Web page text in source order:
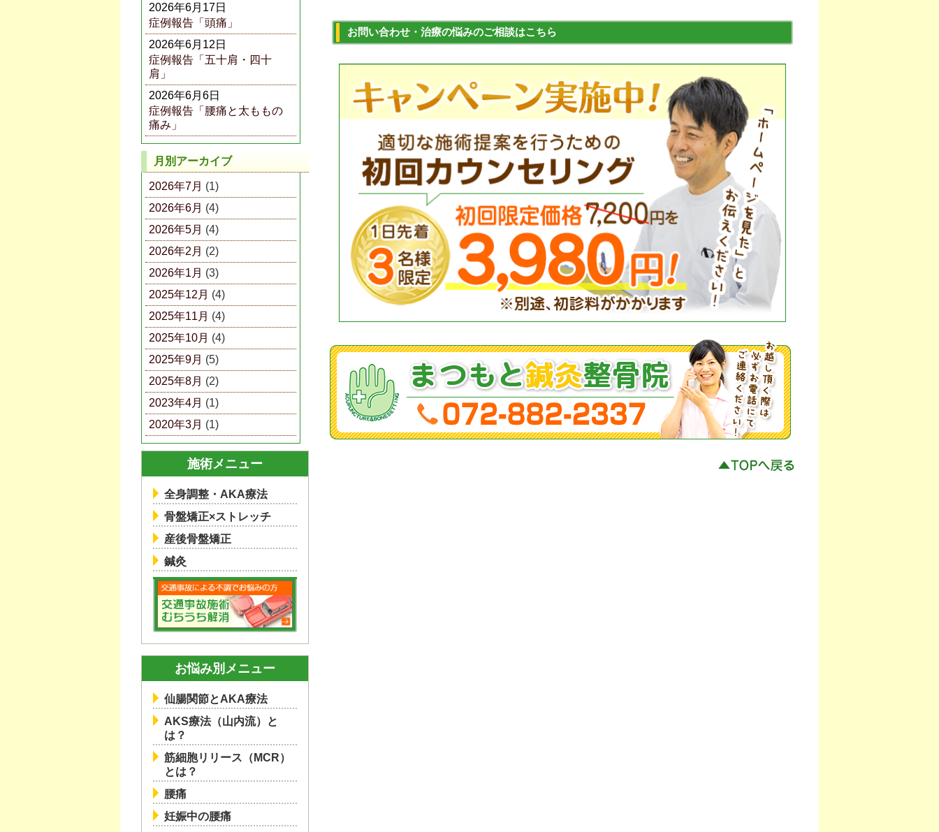
お問い合わせ・治療の悩みのご相談はこちら
2026年6月17日
症例報告「頭痛」
2026年6月12日
症例報告「五十肩・四十
肩」
2026年6月6日
症例報告「腰痛と太ももの
痛み」
月別アーカイブ
2026年7月 (1)
2026年6月 (4)
2026年5月 (4)
2026年2月 (2)
2026年1月 (3)
2025年12月 (4)
2025年11月 (4)
2025年10月 (4)
2025年9月 (5)
2025年8月 (2)
2023年4月 (1)
2020年3月 (1)
施術メニュー
全身調整・AKA療法
骨盤矯正×ストレッチ
産後骨盤矯正
鍼灸
お悩み別メニュー
仙腸関節とAKA療法
AKS療法（山内流）と
は？
筋細胞リリース（MCR）
とは？
腰痛
妊娠中の腰痛